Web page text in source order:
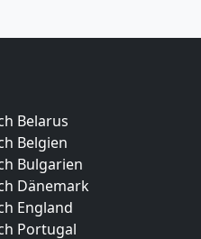
Belarus
Belgien
Bulgarien
Dänemark
England
Portugal